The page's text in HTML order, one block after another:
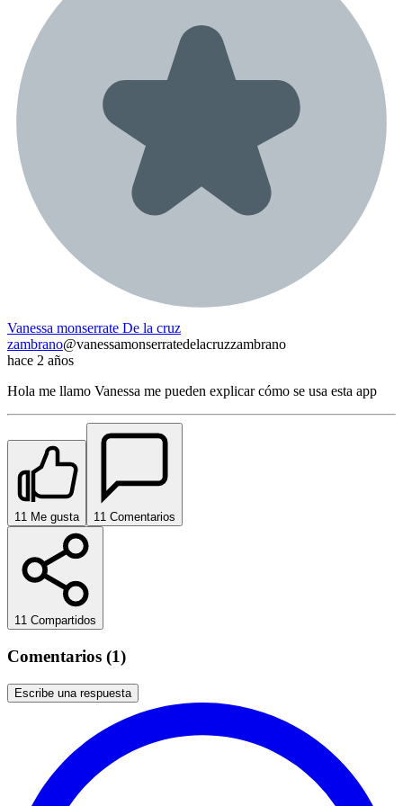
Vanessa monserrate De la cruz
zambrano@vanessamonserratedelacruzzambrano
hace 2 años
Hola me llamo Vanessa me pueden explicar cómo se usa esta app
11 Me gusta 11 Comentarios
11 Compartidos
Comentarios (1)
Escribe una respuesta